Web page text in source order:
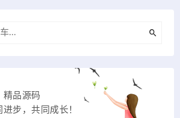
精品源码
步，共同成长！